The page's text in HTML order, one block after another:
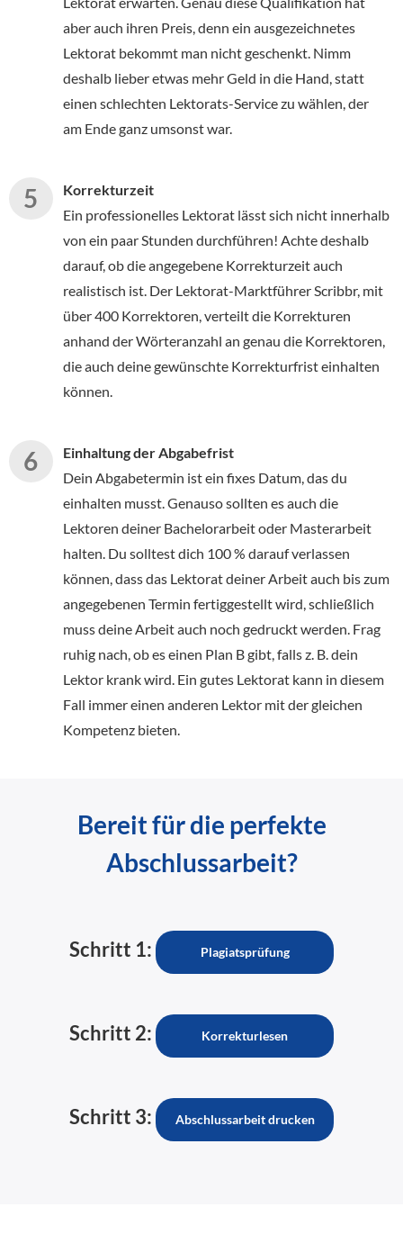
aber auch ihren Preis, denn ein ausgezeichnetes
Lektorat bekommt man nicht geschenkt. Nimm
deshalb lieber etwas mehr Geld in die Hand, statt
einen schlechten Lektorats-Service zu wählen, der
am Ende ganz umsonst war.
Korrekturzeit
Ein professionelles Lektorat lässt sich nicht innerhalb
von ein paar Stunden durchführen! Achte deshalb
darauf, ob die angegebene Korrekturzeit auch
realistisch ist. Der Lektorat-Marktführer Scribbr, mit
über 400 Korrektoren, verteilt die Korrekturen
anhand der Wörteranzahl an genau die Korrektoren,
die auch deine gewünschte Korrekturfrist einhalten
können.
Einhaltung der Abgabefrist
Dein Abgabetermin ist ein fixes Datum, das du
einhalten musst. Genauso sollten es auch die
Lektoren deiner Bachelorarbeit oder Masterarbeit
halten. Du solltest dich 100 % darauf verlassen
können, dass das Lektorat deiner Arbeit auch bis zum
angegebenen Termin fertiggestellt wird, schließlich
muss deine Arbeit auch noch gedruckt werden. Frag
ruhig nach, ob es einen Plan B gibt, falls z. B. dein
Lektor krank wird. Ein gutes Lektorat kann in diesem
Fall immer einen anderen Lektor mit der gleichen
Kompetenz bieten.
Bereit für die perfekte
Abschlussarbeit?
Schritt 1: Plagiatsprüfung
Schritt 2: Korrekturlesen
Schritt 3: Abschlussarbeit drucken